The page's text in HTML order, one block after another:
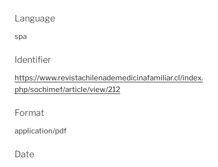
Language
spa
Identifier
https://www.revistachilenademedicinafamiliar.cl/index.
php/sochimef/article/view/212
Format
application/pdf
Date